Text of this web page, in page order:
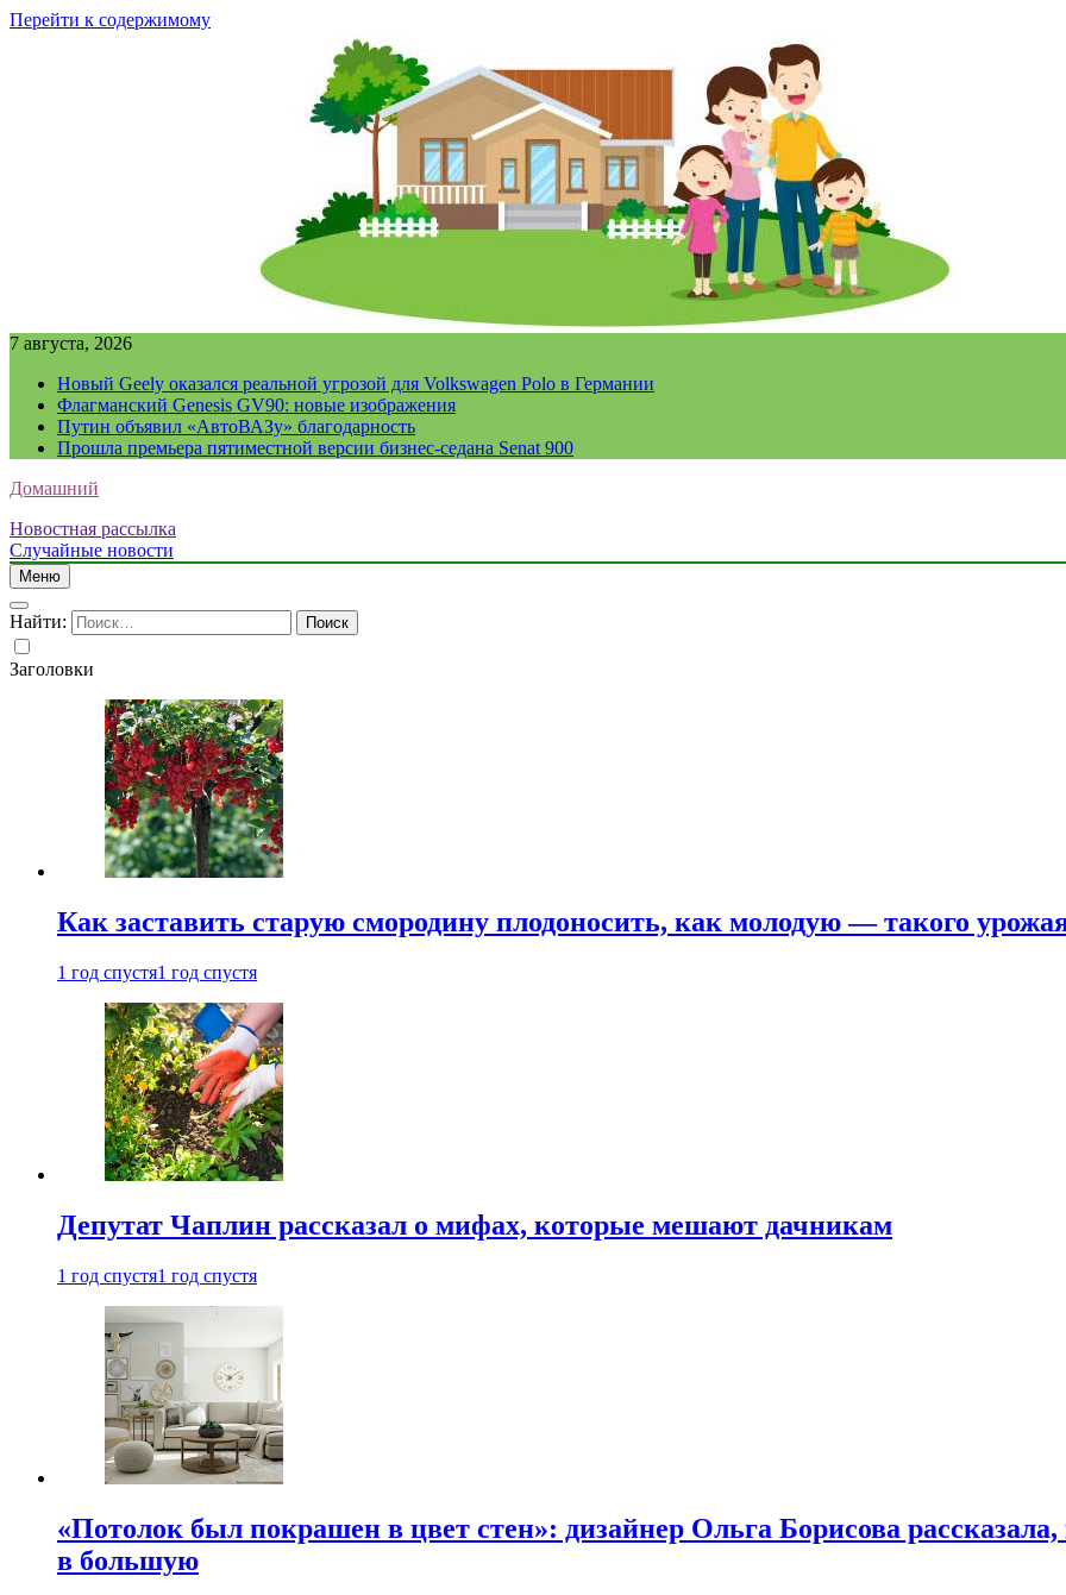
Перейти к содержимому
7 августа, 2026
Новый Geely оказался реальной угрозой для Volkswagen Polo в Германии
Флагманский Genesis GV90: новые изображения
Путин объявил «АвтоВАЗу» благодарность
Прошла премьера пятиместной версии бизнес-седана Senat 900
Домашний
Новостная рассылка
Случайные новости
Меню
Найти:
Заголовки
Как заставить старую смородину плодоносить, как молодую — такого
1 год спустя1 год спустя
Депутат Чаплин рассказал о мифах, которые мешают дачникам
1 год спустя1 год спустя
«Потолок был покрашен в цвет стен»: дизайнер Ольга Борисова
в большую